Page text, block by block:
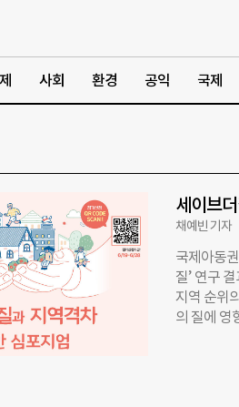
사회 환경 공익 국제
세이브
채예빈 기자
국제아동
질’ 연구
지역 순위
의 질에 영